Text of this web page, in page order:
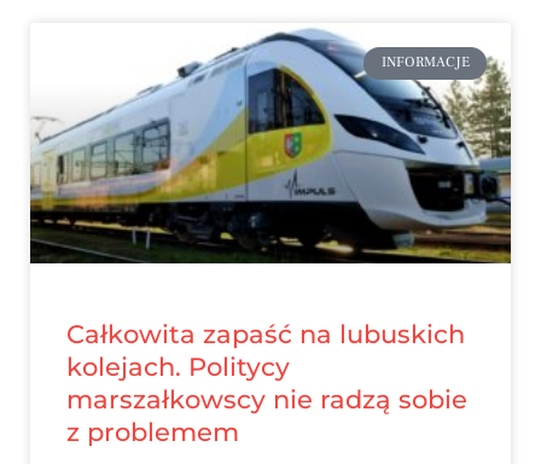
INFORMACJE
Całkowita zapaść na lubuskich
kolejach. Politycy
marszałkowscy nie radzą sobie
z problemem